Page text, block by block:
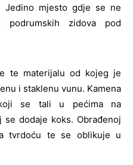
Jedino mjesto gdje se ne
zidova pod
te materijalu od kojeg je
i staklenu vunu. Kamena
se tali u pećima na
dodaje koks. Obrađenoj
tvrdoću te se oblikuje u